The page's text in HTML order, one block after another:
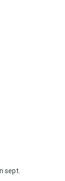
sept.